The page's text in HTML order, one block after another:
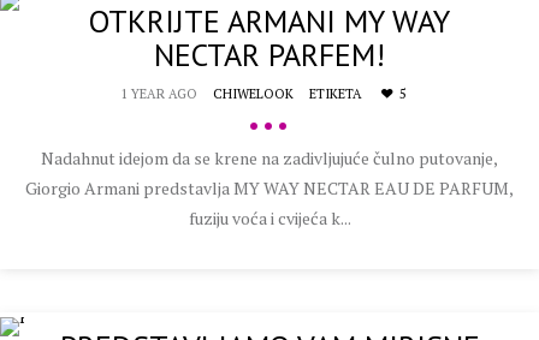
OTKRIJTE ARMANI MY WAY
NECTAR PARFEM!
1 YEAR AGO CHIWELOOK ETIKETA 5
•••
Nadahnut idejom da se krene na zadivljujuće čulno putovanje,
Giorgio Armani predstavlja MY WAY NECTAR EAU DE PARFUM,
fuziju voća i cvijeća k...